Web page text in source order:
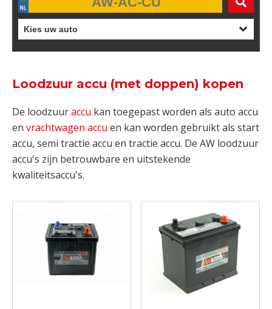
Loodzuur accu (met doppen) kopen
De loodzuuraccu kan toegepast worden als auto accu
en vrachtwagen accu en kan worden gebruikt als start
accu, semi tractie accu en tractie accu. De AW loodzuur
accu's zijn betrouwbare en uitstekende
kwaliteitsaccu's.